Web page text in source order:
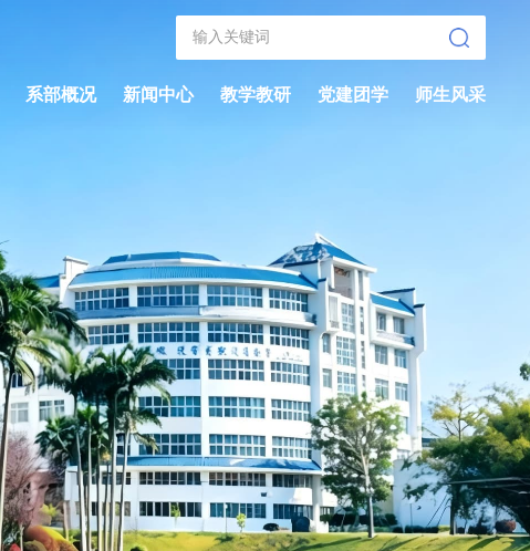
系部概况 新闻中心 教学教研 党建团学 师生风采